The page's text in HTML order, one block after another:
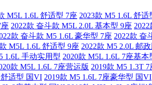
M5L 1.6L 舒适型 7座 2023款 M5 1.6L 舒适
2022款 奋斗款 M5L 2.0L 基本型 9座
款 奋斗款 M5 1.6L 豪华型 7座 2022款 奋
M5L 1.6L 舒适型 9座 2022款 M5 2.0L 邮
1.6L 手动实用型 2020款 M5L 1.6L 7座基本
款 M5L 1.6L 7座营运版 2019款 M5 1.3T
舒适型 国VI 2019款 M5 1.6L 7座豪华型 国VI